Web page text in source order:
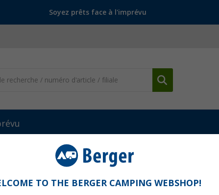
Soyez prêts face à l'imprévu
TO THE BERGER CAMPING WEBSHOP!